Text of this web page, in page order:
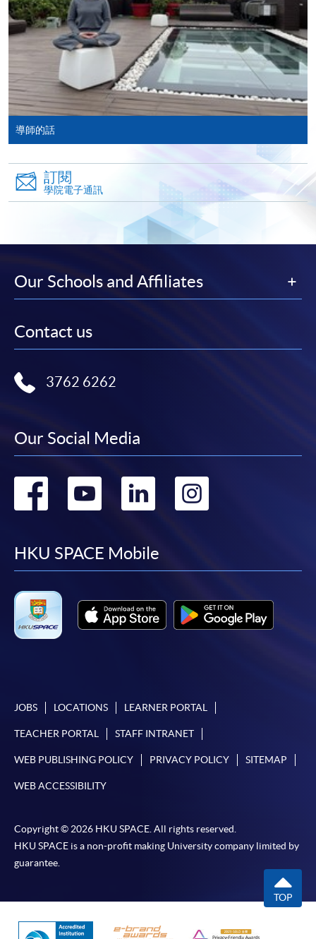
-個別學歷頒授課程
報讀同一學歷頒授課程內其他單元
個別課程為須報讀同一學歷頒授課程及其他單元或繳
交下期學費的學員，提供網上服務，如學員就讀的課
程設有此服務，課程負責人會通知學員有關程序。
網上支付可通過「繳費靈」(PPS) (不適用於手機)、
VISA 或 Mastercard、「微信支付」(Online WeChat
Pay) 、「支付寶」(Online Alipay) 或 「轉數快」(FPS)
親身報名/郵遞
SF26報名表，親往
[下載報名表SF26]
表可向報名中心或有關課程負責人索取。填妥申請
表格後，請連同報名費/學費以及所需證明文件親
報讀同一學歷頒授課程內其他單元
​學院為學歷頒授課程特設「註冊及學費通知」，適
用於一般學歷頒授課程。
心或以郵遞方式，遞交「通知」及繳交所需費用。
有關繳費詳情，請參閱付款方法。如對報名程序有任
何疑問，請詳閱個別課程資料，或聯絡有關課程負責
選用網上報名服務必須在已接駁互聯網及支援
JavaScript程式瀏覽器的電腦上進行。建議選用
申請人不應閒置申請超過10分鐘。否則，申請人
網上報名只支援「提早報讀優惠」。如需享用其他
導師的話
訂閱
學院電子通訊
Our Schools and Affiliates
Contact us
3762 6262
Our Social Media
Go
facebook
Go
youtube
Go
linkedin
HKU SPACE Mobile
JOBS LOCATIONS LEARNER PORTAL
TEACHER PORTAL STAFF INTRANET
WEB PUBLISHING POLICY PRIVACY POLICY SITEMAP
WEB ACCESSIBILITY
Copyright © 2026 HKU SPACE. All rights reserved.
HKU SPACE is a non-profit making University company limited by
guarantee.
TOP